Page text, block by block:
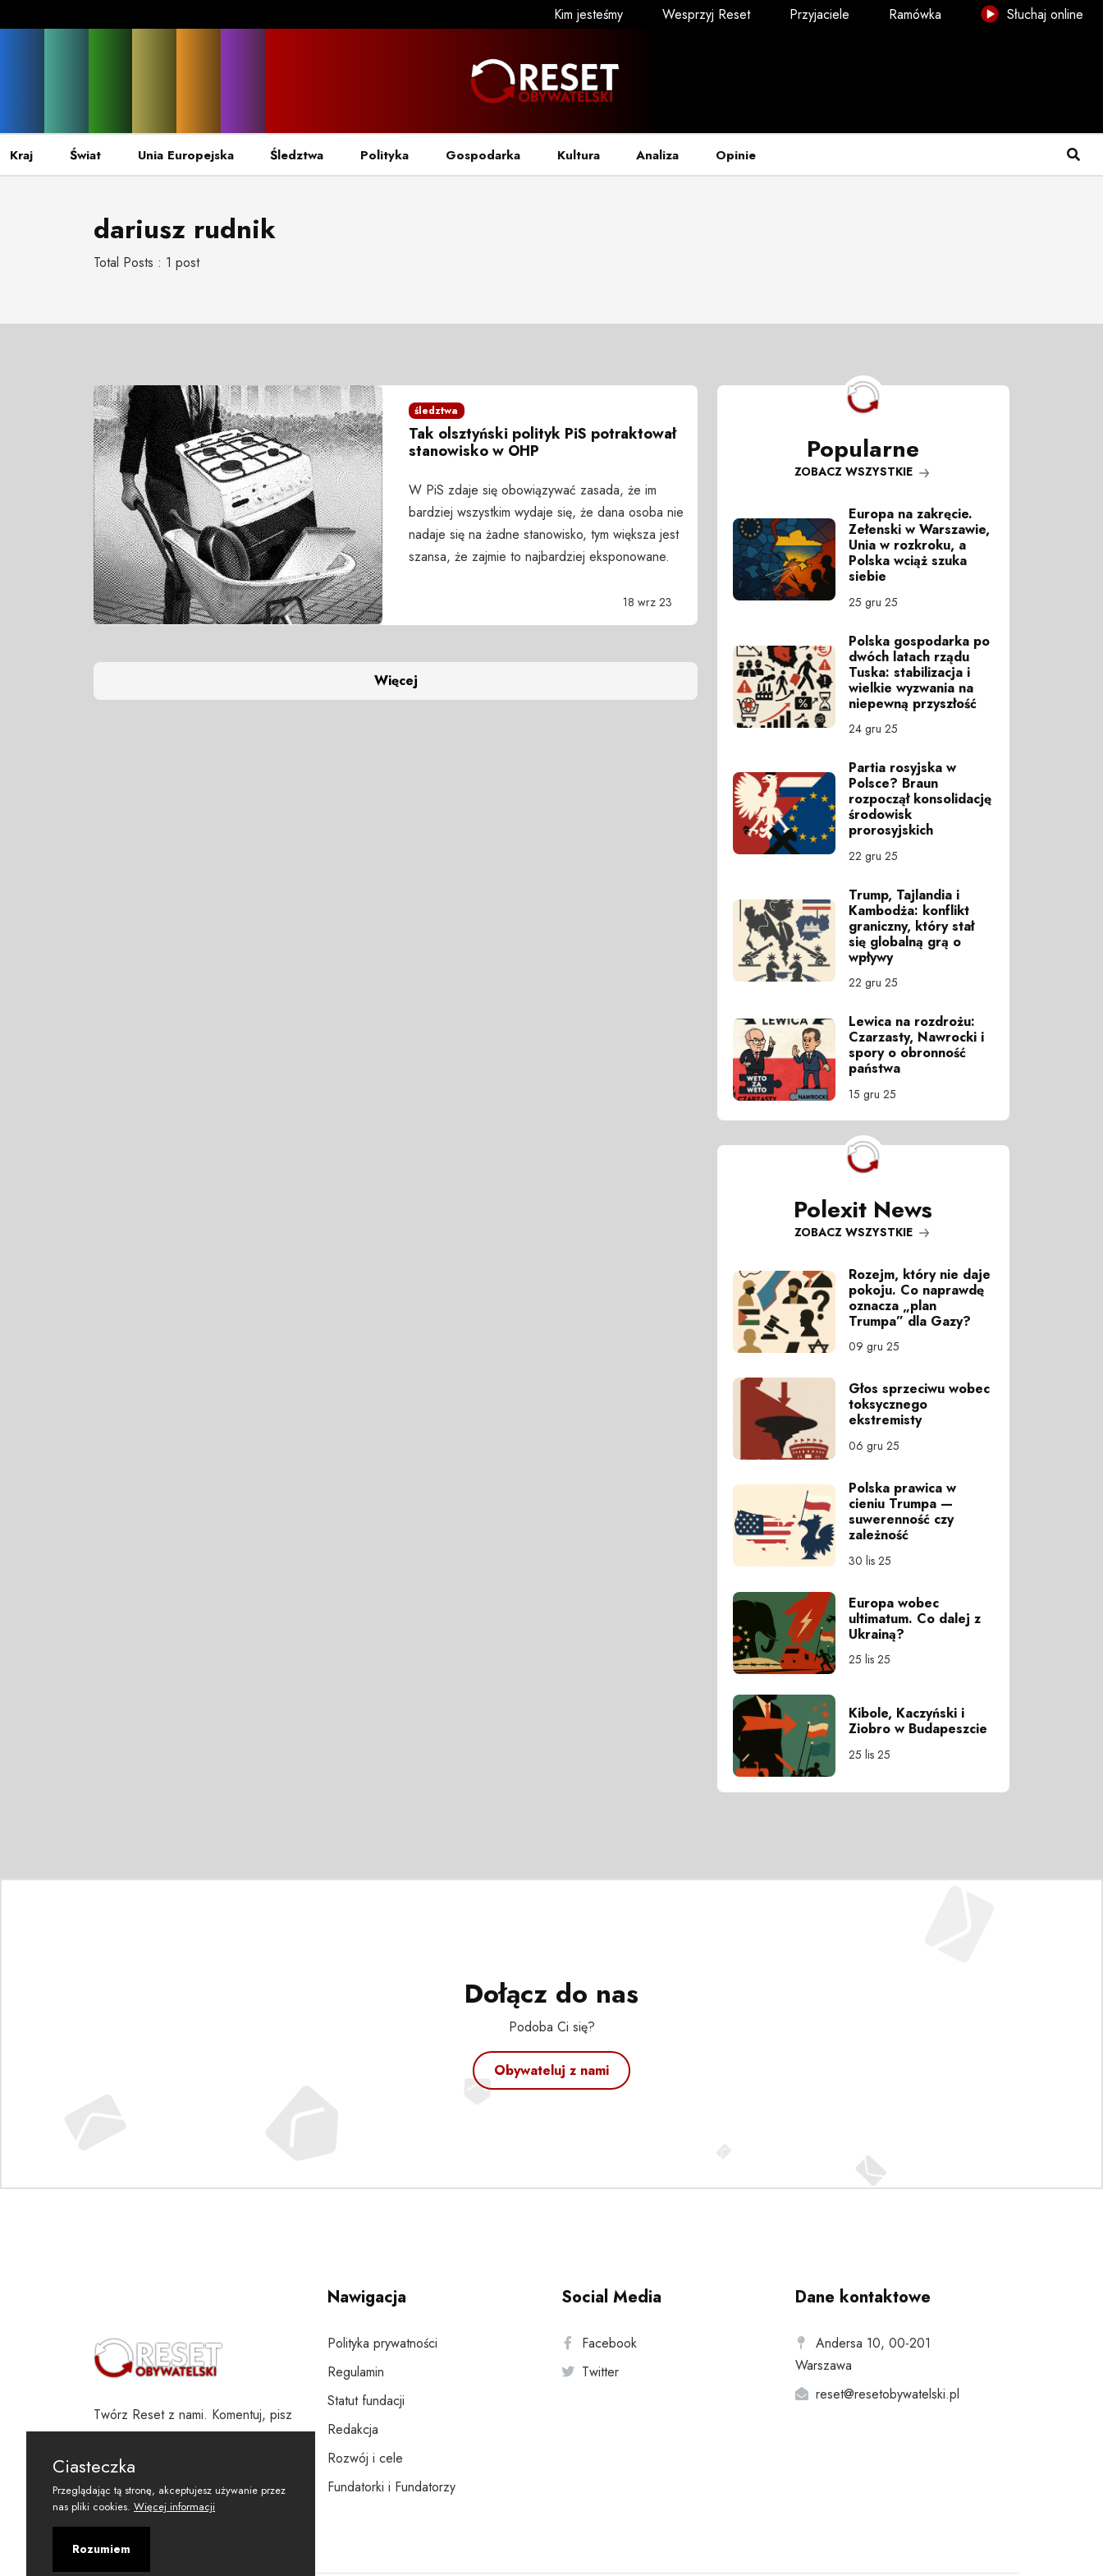
Kim jesteśmy Wesprzyj Reset Przyjaciele Ramówka Słuchaj online
Kraj Świat Unia Europejska Śledztwa Polityka Gospodarka Kultura Analiza Opinie
dariusz rudnik
Total Posts : 1 post
śledztwa
Tak olsztyński polityk PiS potraktował
stanowisko w OHP
W PiS zdaje się obowiązywać zasada, że im
bardziej wszystkim wydaje się, że dana osoba nie
nadaje się na żadne stanowisko, tym większa jest
szansa, że zajmie to najbardziej eksponowane.
18 wrz 23
Więcej
Popularne
ZOBACZ WSZYSTKIE
Europa na zakręcie.
Zełenski w Warszawie,
Unia w rozkroku, a
Polska wciąż szuka
siebie
25 gru 25
Polska gospodarka po
dwóch latach rządu
Tuska: stabilizacja i
wielkie wyzwania na
niepewną przyszłość
24 gru 25
Partia rosyjska w
Polsce? Braun
rozpoczął konsolidację
środowisk
prorosyjskich
22 gru 25
Trump, Tajlandia i
Kambodża: konflikt
graniczny, który stał
się globalną grą o
wpływy
22 gru 25
Lewica na rozdrożu:
Czarzasty, Nawrocki i
spory o obronność
państwa
15 gru 25
Polexit News
ZOBACZ WSZYSTKIE
Rozejm, który nie daje
pokoju. Co naprawdę
oznacza „plan
Trumpa” dla Gazy?
09 gru 25
Głos sprzeciwu wobec
toksycznego
ekstremisty
06 gru 25
Polska prawica w
cieniu Trumpa —
suwerenność czy
zależność
30 lis 25
Europa wobec
ultimatum. Co dalej z
Ukrainą?
25 lis 25
Kibole, Kaczyński i
Ziobro w Budapeszcie
25 lis 25
Dołącz do nas
Podoba Ci się?
Obywateluj z nami
Twórz Reset z nami. Komentuj, pisz
i wspieraj
Nawigacja
Polityka prywatności
Regulamin
Statut fundacji
Redakcja
Rozwój i cele
Fundatorki i Fundatorzy
Social Media
Facebook
Twitter
Dane kontaktowe
Andersa 10, 00-201
Warszawa
reset@resetobywatelski.pl
Ciasteczka
Przeglądając tą stronę, akceptujesz używanie przez
nas pliki cookies. Więcej informacji
Rozumiem